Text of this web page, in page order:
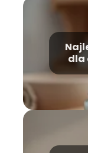
dla